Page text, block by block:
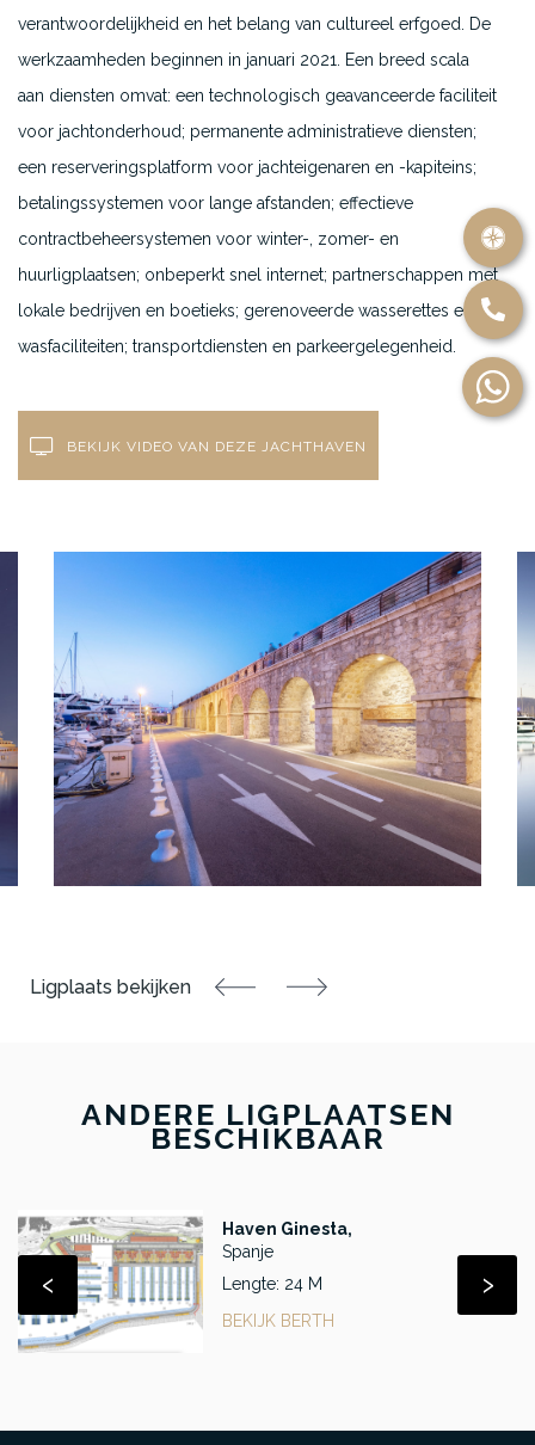
verantwoordelijkheid en het belang van cultureel erfgoed. De
werkzaamheden beginnen in januari 2021. Een breed scala
aan diensten omvat: een technologisch geavanceerde faciliteit
voor jachtonderhoud; permanente administratieve diensten;
een reserveringsplatform voor jachteigenaren en -kapiteins;
betalingssystemen voor lange afstanden; effectieve
contractbeheersystemen voor winter-, zomer- en
huurligplaatsen; onbeperkt snel internet; partnerschappen met
lokale bedrijven en boetieks; gerenoveerde wasserettes en
wasfaciliteiten; transportdiensten en parkeergelegenheid.
BEKIJK VIDEO VAN DEZE JACHTHAVEN
ANDERE LIGPLAATSEN
BESCHIKBAAR
Haven Ginesta,
Spanje
Lengte: 24 M
BEKIJK BERTH
‹ ›